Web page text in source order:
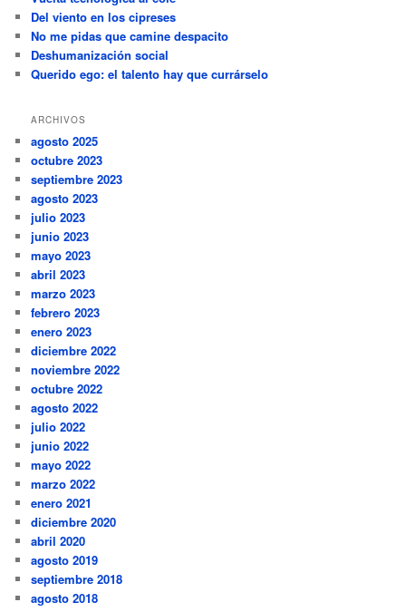
Del viento en los cipreses
No me pidas que camine despacito
Deshumanización social
Querido ego: el talento hay que currárselo
ARCHIVOS
agosto 2025
octubre 2023
septiembre 2023
agosto 2023
julio 2023
junio 2023
mayo 2023
abril 2023
marzo 2023
febrero 2023
enero 2023
diciembre 2022
noviembre 2022
octubre 2022
agosto 2022
julio 2022
junio 2022
mayo 2022
marzo 2022
enero 2021
diciembre 2020
abril 2020
agosto 2019
septiembre 2018
agosto 2018